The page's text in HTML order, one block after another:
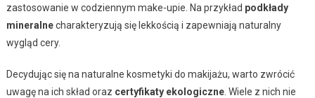
zastosowanie w codziennym make-upie. Na przykład podkłady
mineralnecharakteryzują się lekkością i zapewniają naturalny
wygląd cery.
Decydując się na naturalne kosmetyki do makijażu, warto zwrócić
uwagę na ich skład oraz certyfikaty ekologiczne. Wiele z nich nie